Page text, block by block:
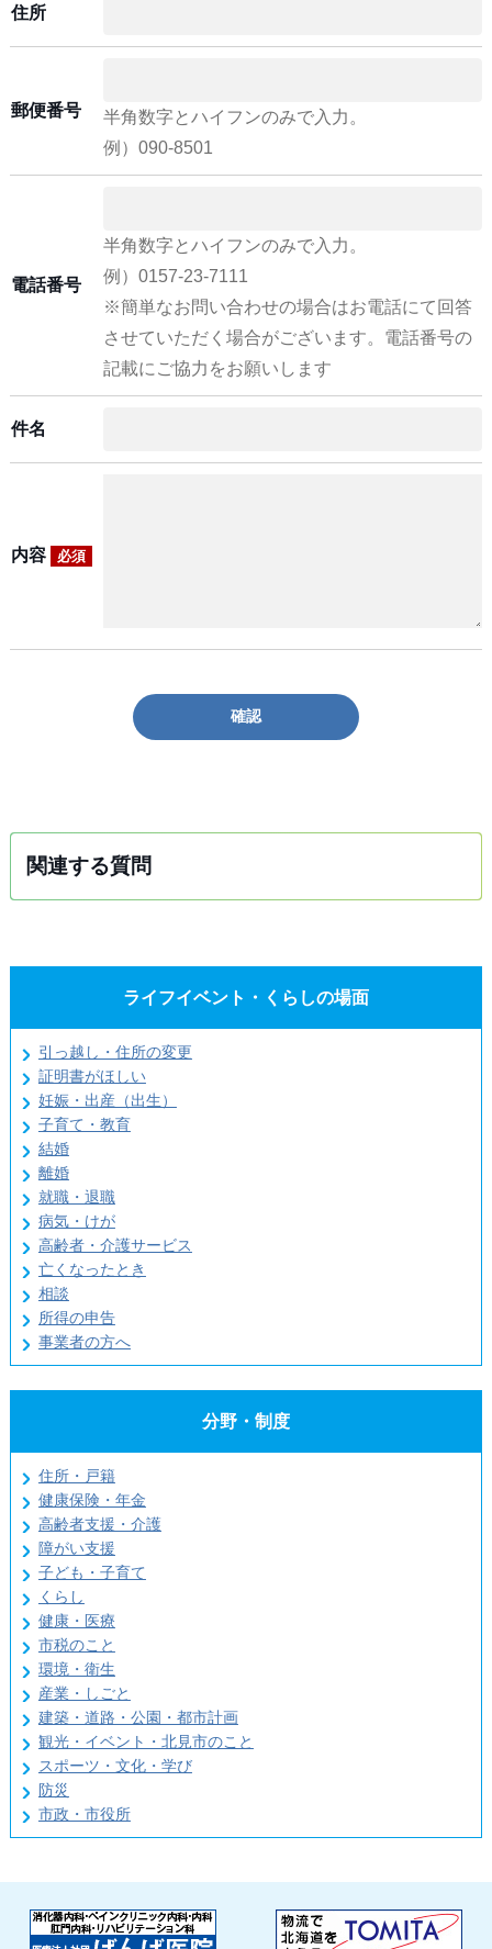
住所
郵便番号
半角数字とハイフンのみで入力。
例）090-8501
電話番号
半角数字とハイフンのみで入力。
例）0157-23-7111
※簡単なお問い合わせの場合はお電話にて回答
させていただく場合がございます。電話番号の
記載にご協力をお願いします
件名
内容 必須
確認
関連する質問
ライフイベント・くらしの場面
引っ越し・住所の変更
証明書がほしい
妊娠・出産（出生）
子育て・教育
結婚
離婚
就職・退職
病気・けが
高齢者・介護サービス
亡くなったとき
相談
所得の申告
事業者の方へ
分野・制度
住所・戸籍
健康保険・年金
高齢者支援・介護
障がい支援
子ども・子育て
くらし
健康・医療
市税のこと
環境・衛生
産業・しごと
建築・道路・公園・都市計画
観光・イベント・北見市のこと
スポーツ・文化・学び
防災
市政・市役所